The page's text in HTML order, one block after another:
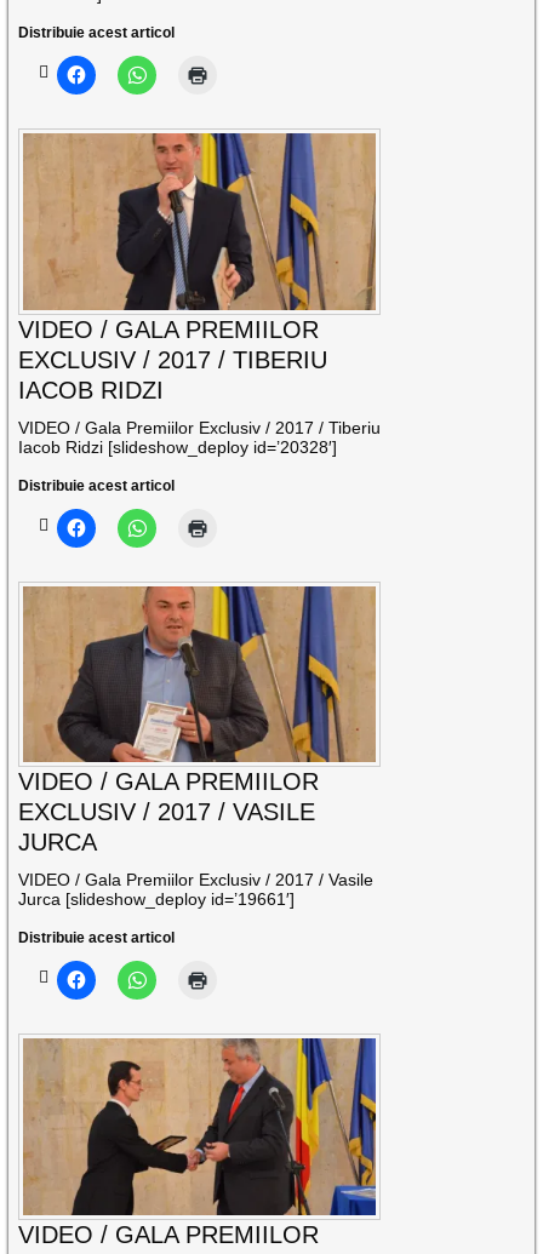
Distribuie acest articol
VIDEO / GALA PREMIILOR
EXCLUSIV / 2017 / TIBERIU
IACOB RIDZI
VIDEO / Gala Premiilor Exclusiv / 2017 / Tiberiu
Iacob Ridzi [slideshow_deploy id=’20328′]
Distribuie acest articol
VIDEO / GALA PREMIILOR
EXCLUSIV / 2017 / VASILE
JURCA
VIDEO / Gala Premiilor Exclusiv / 2017 / Vasile
Jurca [slideshow_deploy id=’19661′]
Distribuie acest articol
VIDEO / GALA PREMIILOR